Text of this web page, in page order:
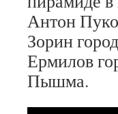
Антон
Зорин
Ермилов
Пышма.